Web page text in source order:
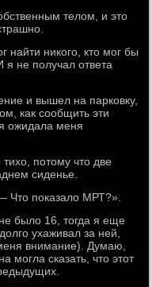
телом, и это
никого, кто мог бы
я не получал ответа
и вышел на парковку,
как сообщить эти
ожидала меня
потому что две
сиденье.
Что показало МРТ?».
было 16, тогда я еще
ухаживал за ней,
внимание). Думаю,
могла сказать, что этот